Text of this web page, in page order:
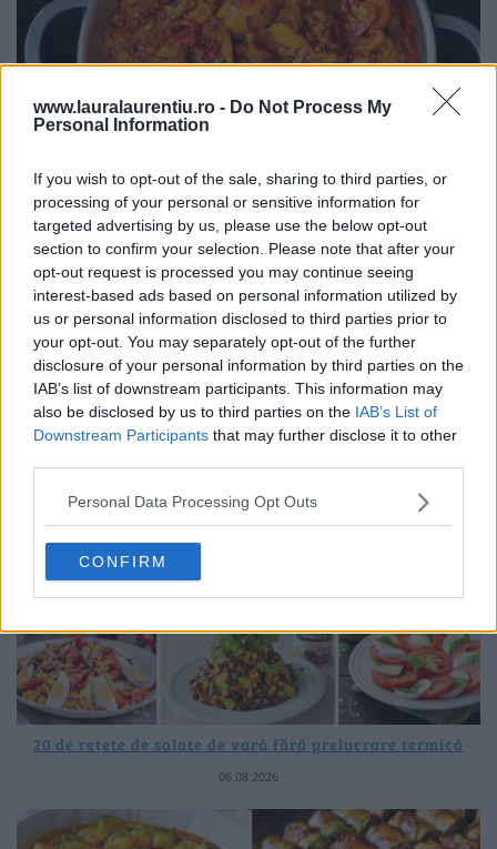
www.lauralaurentiu.ro - Do Not Process My
Personal Information
If you wish to opt-out of the sale, sharing to third parties, or
processing of your personal or sensitive information for
targeted advertising by us, please use the below opt-out
section to confirm your selection. Please note that after your
opt-out request is processed you may continue seeing
interest-based ads based on personal information utilized by
us or personal information disclosed to third parties prior to
your opt-out. You may separately opt-out of the further
disclosure of your personal information by third parties on the
IAB’s list of downstream participants. This information may
also be disclosed by us to third parties on the IAB’s List of
Downstream Participants that may further disclose it to other
Personal Data Processing Opt Outs
CONFIRM
Pui cu sos de ardei copți – rețetă video și pas cu pas
25.07.2026
ULTIMELE ȘTIRI
20 de rețete de salate de vară fără prelucrare termică
06.08.2026